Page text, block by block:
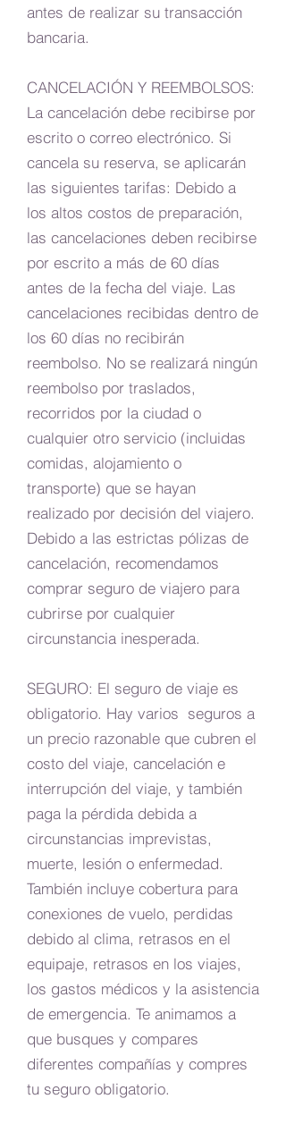
antes de realizar su transacción
bancaria.
CANCELACIÓN Y REEMBOLSOS:
La cancelación debe recibirse por
escrito o correo electrónico. Si
cancela su reserva, se aplicarán
las siguientes tarifas: Debido a
los altos costos de preparación,
las cancelaciones deben recibirse
por escrito a más de 60 días
antes de la fecha del viaje. Las
cancelaciones recibidas dentro de
los 60 días no recibirán
reembolso. No se realizará ningún
reembolso por traslados,
recorridos por la ciudad o
cualquier otro servicio (incluidas
comidas, alojamiento o
transporte) que se hayan
realizado por decisión del viajero.
Debido a las estrictas pólizas de
cancelación, recomendamos
comprar seguro de viajero para
cubrirse por cualquier
circunstancia inesperada.
SEGURO: El seguro de viaje es
obligatorio. Hay varios seguros a
un precio razonable que cubren el
costo del viaje, cancelación e
interrupción del viaje, y también
paga la pérdida debida a
circunstancias imprevistas,
muerte, lesión o enfermedad.
También incluye cobertura para
conexiones de vuelo, perdidas
debido al clima, retrasos en el
equipaje, retrasos en los viajes,
los gastos médicos y la asistencia
de emergencia. Te animamos a
que busques y compares
diferentes compañías y compres
tu seguro obligatorio.